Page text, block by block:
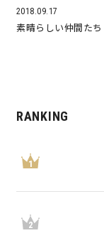
2018.09.17
素晴らしい仲間たち
RANKING
1
2